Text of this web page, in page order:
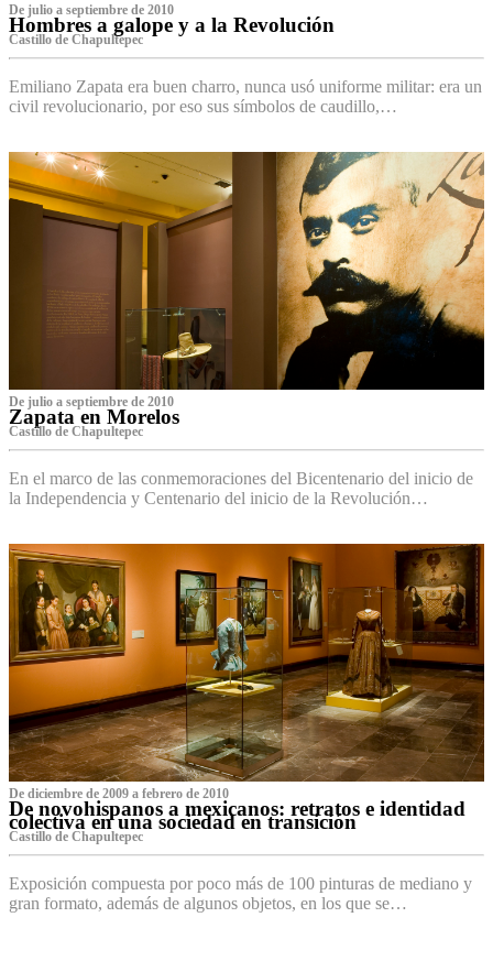
De julio a septiembre de 2010
Hombres a galope y a la Revolución
Castillo de Chapultepec
Emiliano Zapata era buen charro, nunca usó uniforme militar: era un
civil revolucionario, por eso sus símbolos de caudillo,…
De julio a septiembre de 2010
Zapata en Morelos
Castillo de Chapultepec
En el marco de las conmemoraciones del Bicentenario del inicio de
la Independencia y Centenario del inicio de la Revolución…
De diciembre de 2009 a febrero de 2010
De novohispanos a mexicanos: retratos e identidad
colectiva en una sociedad en transición
Castillo de Chapultepec
Exposición compuesta por poco más de 100 pinturas de mediano y
gran formato, además de algunos objetos, en los que se…